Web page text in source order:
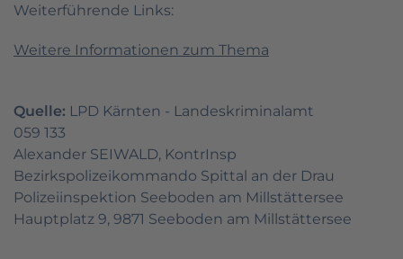
Weiterführende Links:
Weitere Informationen zum Thema
Quelle: LPD Kärnten - Landeskriminalamt
059 133
Alexander SEIWALD, KontrInsp
Bezirkspolizeikommando Spittal an der Drau
Polizeiinspektion Seeboden am Millstättersee
Hauptplatz 9, 9871 Seeboden am Millstättersee